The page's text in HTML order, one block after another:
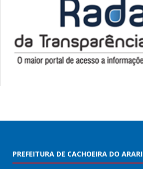
PREFEITURA DE CACHOEIRA DO ARARI